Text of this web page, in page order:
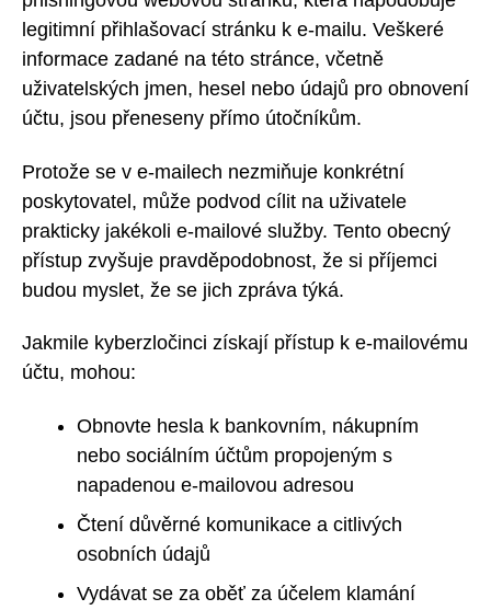
legitimní přihlašovací stránku k e-mailu. Veškeré
informace zadané na této stránce, včetně
uživatelských jmen, hesel nebo údajů pro obnovení
účtu, jsou přeneseny přímo útočníkům.
Protože se v e-mailech nezmiňuje konkrétní
poskytovatel, může podvod cílit na uživatele
prakticky jakékoli e-mailové služby. Tento obecný
přístup zvyšuje pravděpodobnost, že si příjemci
budou myslet, že se jich zpráva týká.
Jakmile kyberzločinci získají přístup k e-mailovému
účtu, mohou:
Obnovte hesla k bankovním, nákupním
nebo sociálním účtům propojeným s
napadenou e-mailovou adresou
Čtení důvěrné komunikace a citlivých
osobních údajů
Vydávat se za oběť za účelem klamání